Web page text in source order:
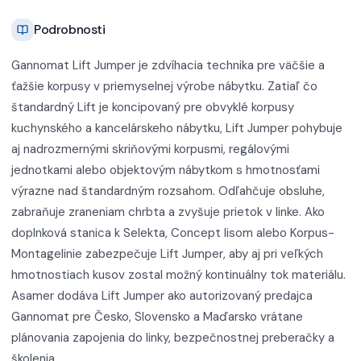
Podrobnosti
Gannomat Lift Jumper je zdvíhacia technika pre väčšie a
ťažšie korpusy v priemyselnej výrobe nábytku. Zatiaľ čo
štandardný Lift je koncipovaný pre obvyklé korpusy
kuchynského a kancelárskeho nábytku, Lift Jumper pohybuje
aj nadrozmernými skriňovými korpusmi, regálovými
jednotkami alebo objektovým nábytkom s hmotnosťami
výrazne nad štandardným rozsahom. Odľahčuje obsluhe,
zabraňuje zraneniam chrbta a zvyšuje prietok v linke. Ako
doplnková stanica k Selekta, Concept lisom alebo Korpus-
Montagelinie zabezpečuje Lift Jumper, aby aj pri veľkých
hmotnostiach kusov zostal možný kontinuálny tok materiálu.
Asamer dodáva Lift Jumper ako autorizovaný predajca
Gannomat pre Česko, Slovensko a Maďarsko vrátane
plánovania zapojenia do linky, bezpečnostnej preberačky a